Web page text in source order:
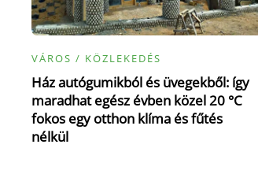
VÁROS / KÖZLEKEDÉS
Ház autógumikból és üvegekből: így
maradhat egész évben közel 20 °C
fokos egy otthon klíma és fűtés
nélkül